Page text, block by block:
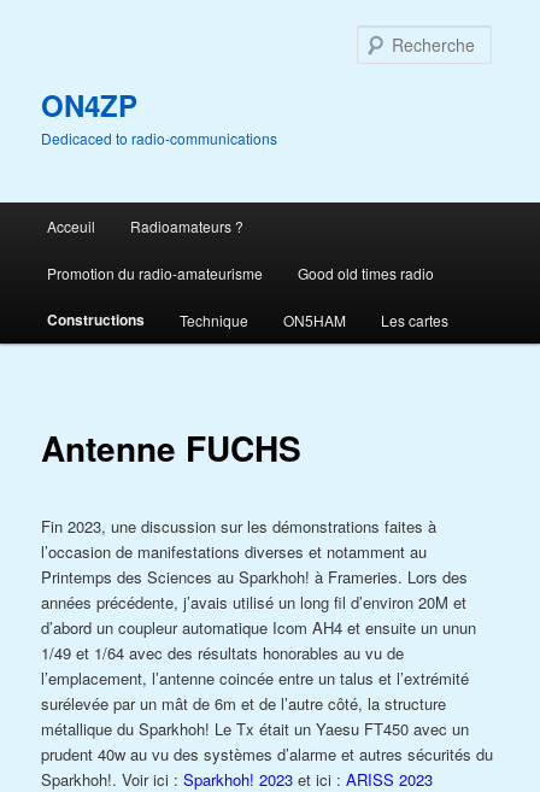
ON4ZP
Dedicaced to radio-communications
principal
Acceuil Radioamateurs ?
Promotion du radio-amateurisme Good old times radio
Constructions Technique ON5HAM Les cartes
Antenne FUCHS
Fin 2023, une discussion sur les démonstrations faites à
l’occasion de manifestations diverses et notamment au
Printemps des Sciences au Sparkhoh! à Frameries. Lors des
années précédente, j’avais utilisé un long fil d’environ 20M et
d’abord un coupleur automatique Icom AH4 et ensuite un unun
1/49 et 1/64 avec des résultats honorables au vu de
l’emplacement, l’antenne coincée entre un talus et l’extrémité
surélevée par un mât de 6m et de l’autre côté, la structure
métallique du Sparkhoh! Le Tx était un Yaesu FT450 avec un
prudent 40w au vu des systèmes d’alarme et autres sécurités du
Sparkhoh!. Voir ici :Sparkhoh! 2023 et ici :ARISS 2023